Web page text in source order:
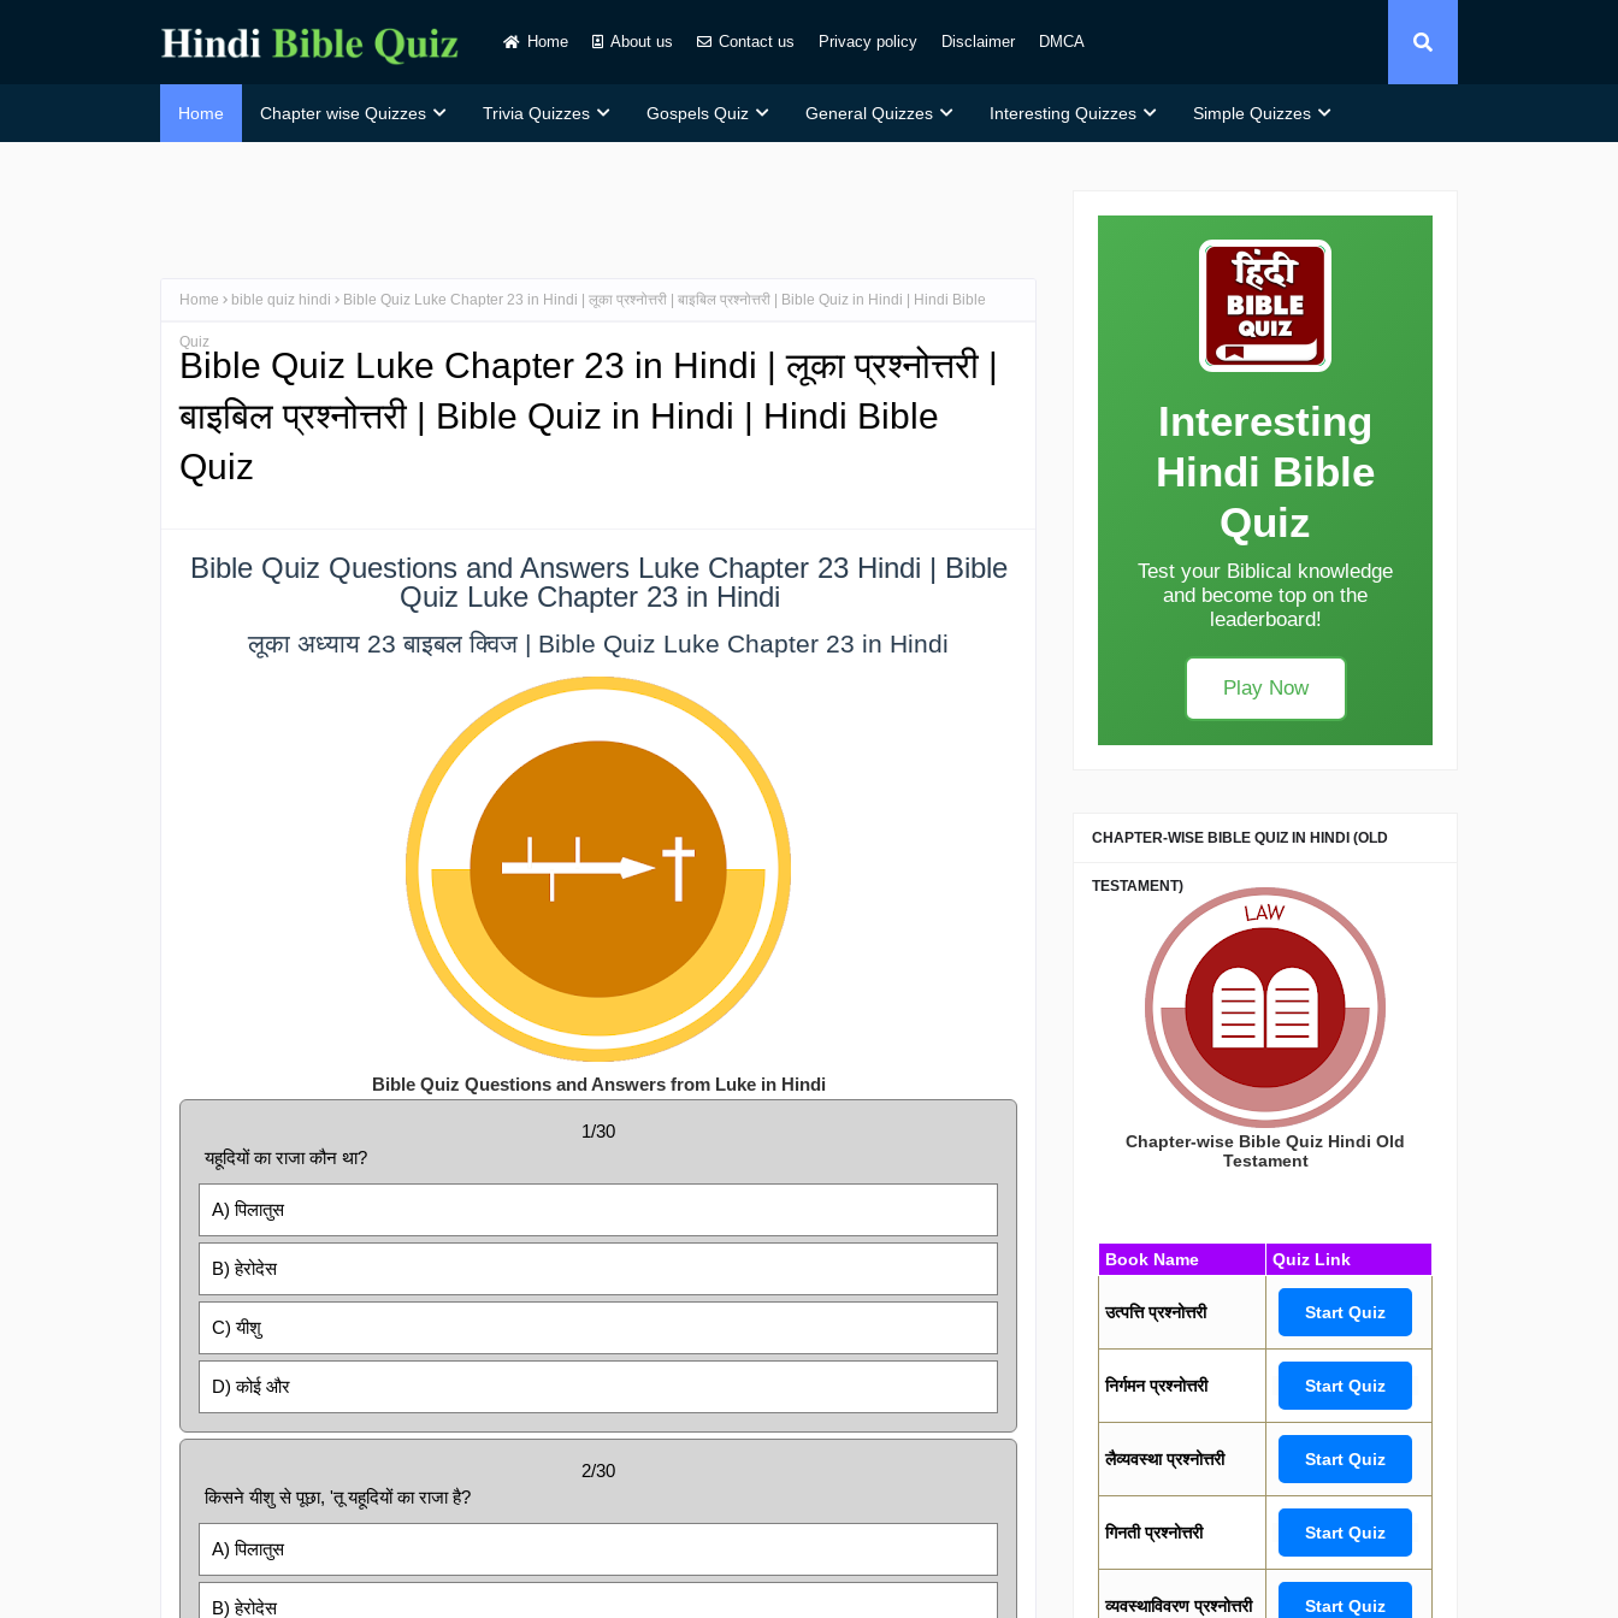
Home About us Contact us Privacy policy Disclaimer DMCA
Home Chapter wise Quizzes Trivia Quizzes Gospels Quiz General Quizzes Interesting Quizzes Simple Quizzes
Home bible quiz hindi Bible Quiz Luke Chapter 23 in Hindi | लूका प्रश्नोत्तरी | बाइबिल प्रश्नोत्तरी | Bible Quiz in Hindi | Hindi Bible
Quiz
Bible Quiz Luke Chapter 23 in Hindi | लूका प्रश्नोत्तरी |
बाइबिल प्रश्नोत्तरी | Bible Quiz in Hindi | Hindi Bible
Quiz
Bible Quiz Questions and Answers Luke Chapter 23 Hindi | Bible
Quiz Luke Chapter 23 in Hindi
लूका अध्याय 23 बाइबल क्विज | Bible Quiz Luke Chapter 23 in Hindi
Bible Quiz Questions and Answers from Luke in Hindi
1/30
यहूदियों का राजा कौन था?
A) पिलातुस
B) हेरोदेस
C) यीशु
D) कोई और
2/30
किसने यीशु से पूछा, 'तू यहूदियों का राजा है?
A) पिलातुस
B) हेरोदेस
Interesting
Hindi Bible
Quiz
Test your Biblical knowledge
and become top on the
leaderboard!
Play Now
CHAPTER-WISE BIBLE QUIZ IN HINDI (OLD
TESTAMENT)
Chapter-wise Bible Quiz Hindi Old
Testament
Book Name Quiz Link
उत्पत्ति प्रश्नोत्तरी Start Quiz
निर्गमन प्रश्नोत्तरी Start Quiz
लैव्यवस्था प्रश्नोत्तरी Start Quiz
गिनती प्रश्नोत्तरी Start Quiz
व्यवस्थाविवरण प्रश्नोत्तरी Start Quiz